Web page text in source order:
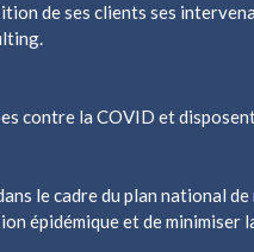
de ses clients ses
contre la COVID et
le cadre du plan national
épidémique et de